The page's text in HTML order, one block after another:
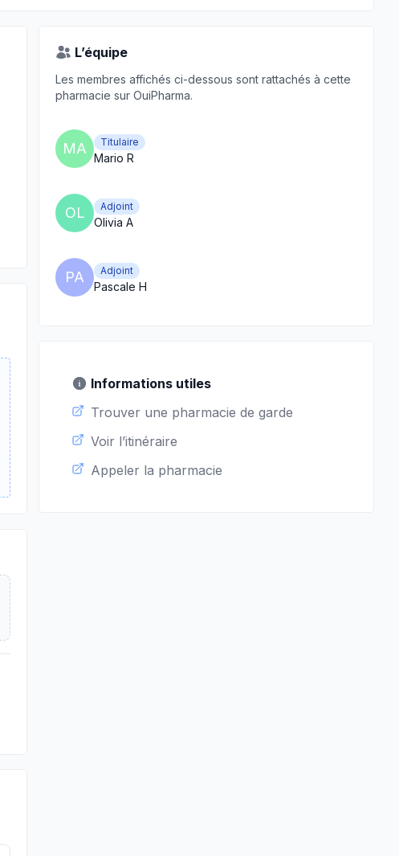
L’équipe
Les membres affichés ci-dessous sont rattachés à cette
pharmacie sur OuiPharma.
MA Titulaire
Mario R
OL Adjoint
Olivia A
PA Adjoint
Pascale H
Informations utiles
Trouver une pharmacie de garde
Voir l’itinéraire
Appeler la pharmacie